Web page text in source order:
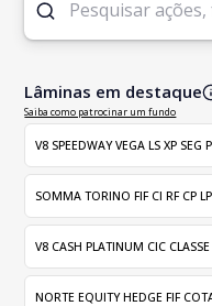
Lâminas em destaque
Saiba como patrocinar um fundo
V8 SPEEDWAY VEGA LS XP SEG
SOMMA TORINO FIF CI RF CP
V8 CASH PLATINUM CIC
NORTE EQUITY HEDGE FIF